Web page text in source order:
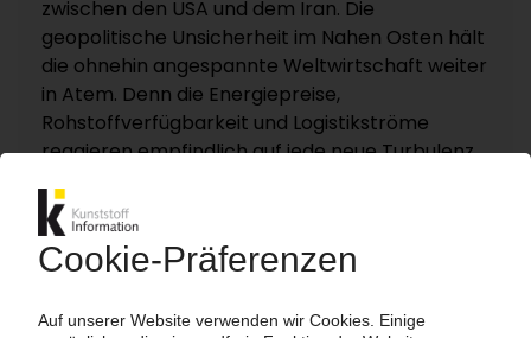
zwischen den USA und dem Iran. Die
geopolitische Unsicherheit im Nahen Osten hält
die ohnehin angespannte Weltwirtschaft weiter
in Atem. Denn die Energiepreise,
Rohstoffverfügbarkeit und Logistikströme
reagieren empfindlich auf jede neue Turbulenz.
KI – Kunststoff Information dokumentiert und
analysiert die für die Polymermärkte
entscheidenden Entwicklungen rund um die
Themenseite „Nahost-Konflikt“.